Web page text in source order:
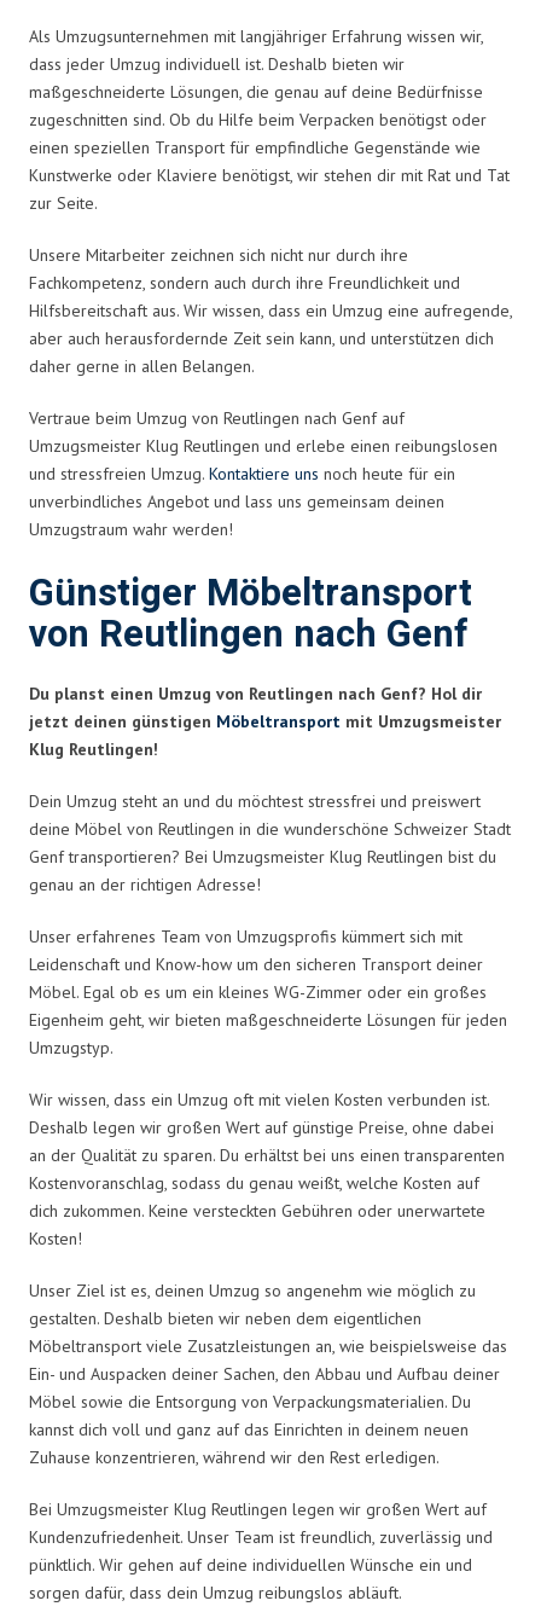
Als Umzugsunternehmen mit langjähriger Erfahrung wissen wir,
dass jeder Umzug individuell ist. Deshalb bieten wir
maßgeschneiderte Lösungen, die genau auf deine Bedürfnisse
zugeschnitten sind. Ob du Hilfe beim Verpacken benötigst oder
einen speziellen Transport für empfindliche Gegenstände wie
Kunstwerke oder Klaviere benötigst, wir stehen dir mit Rat und Tat
zur Seite.
Unsere Mitarbeiter zeichnen sich nicht nur durch ihre
Fachkompetenz, sondern auch durch ihre Freundlichkeit und
Hilfsbereitschaft aus. Wir wissen, dass ein Umzug eine aufregende,
aber auch herausfordernde Zeit sein kann, und unterstützen dich
daher gerne in allen Belangen.
Vertraue beim Umzug von Reutlingen nach Genf auf
Umzugsmeister Klug Reutlingen und erlebe einen reibungslosen
und stressfreien Umzug. Kontaktiere uns noch heute für ein
unverbindliches Angebot und lass uns gemeinsam deinen
Umzugstraum wahr werden!
Günstiger Möbeltransport
von Reutlingen nach Genf
Du planst einen Umzug von Reutlingen nach Genf? Hol dir
jetzt deinen günstigen Möbeltransport mit Umzugsmeister
Klug Reutlingen!
Dein Umzug steht an und du möchtest stressfrei und preiswert
deine Möbel von Reutlingen in die wunderschöne Schweizer Stadt
Genf transportieren? Bei Umzugsmeister Klug Reutlingen bist du
genau an der richtigen Adresse!
Unser erfahrenes Team von Umzugsprofis kümmert sich mit
Leidenschaft und Know-how um den sicheren Transport deiner
Möbel. Egal ob es um ein kleines WG-Zimmer oder ein großes
Eigenheim geht, wir bieten maßgeschneiderte Lösungen für jeden
Umzugstyp.
Wir wissen, dass ein Umzug oft mit vielen Kosten verbunden ist.
Deshalb legen wir großen Wert auf günstige Preise, ohne dabei
an der Qualität zu sparen. Du erhältst bei uns einen transparenten
Kostenvoranschlag, sodass du genau weißt, welche Kosten auf
dich zukommen. Keine versteckten Gebühren oder unerwartete
Kosten!
Unser Ziel ist es, deinen Umzug so angenehm wie möglich zu
gestalten. Deshalb bieten wir neben dem eigentlichen
Möbeltransport viele Zusatzleistungen an, wie beispielsweise das
Ein- und Auspacken deiner Sachen, den Abbau und Aufbau deiner
Möbel sowie die Entsorgung von Verpackungsmaterialien. Du
kannst dich voll und ganz auf das Einrichten in deinem neuen
Zuhause konzentrieren, während wir den Rest erledigen.
Bei Umzugsmeister Klug Reutlingen legen wir großen Wert auf
Kundenzufriedenheit. Unser Team ist freundlich, zuverlässig und
pünktlich. Wir gehen auf deine individuellen Wünsche ein und
sorgen dafür, dass dein Umzug reibungslos abläuft.